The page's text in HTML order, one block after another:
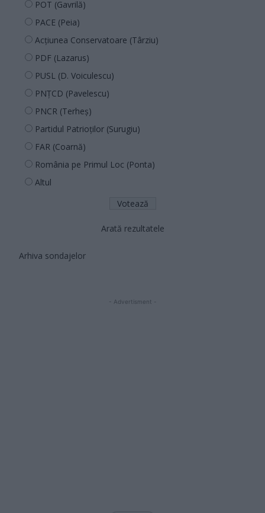
POT (Gavrilă)
PACE (Peia)
Acțiunea Conservatoare (Târziu)
PDF (Lazarus)
PUSL (D. Voiculescu)
PNȚCD (Pavelescu)
PNCR (Terheș)
Partidul Patrioților (Surugiu)
FAR (Coarnă)
România pe Primul Loc (Ponta)
Altul
Arată rezultatele
Arhiva sondajelor
- Advertisment -